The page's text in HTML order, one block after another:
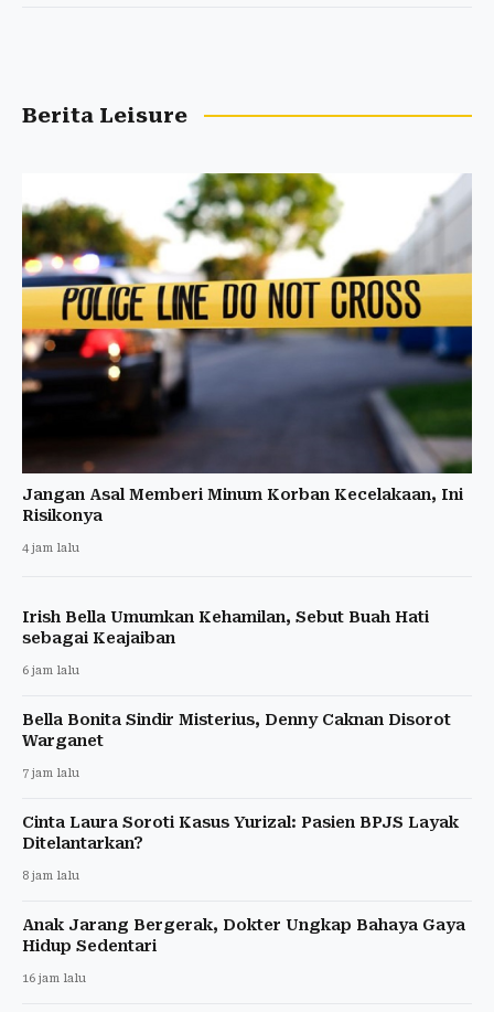
Berita Leisure
Jangan Asal Memberi Minum Korban Kecelakaan, Ini
Risikonya
4 jam lalu
Irish Bella Umumkan Kehamilan, Sebut Buah Hati
sebagai Keajaiban
6 jam lalu
Bella Bonita Sindir Misterius, Denny Caknan Disorot
Warganet
7 jam lalu
Cinta Laura Soroti Kasus Yurizal: Pasien BPJS Layak
Ditelantarkan?
8 jam lalu
Anak Jarang Bergerak, Dokter Ungkap Bahaya Gaya
Hidup Sedentari
16 jam lalu